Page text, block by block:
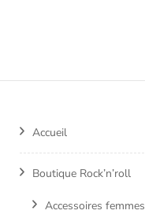
Accueil
Boutique Rock’n’roll
Accessoires femmes